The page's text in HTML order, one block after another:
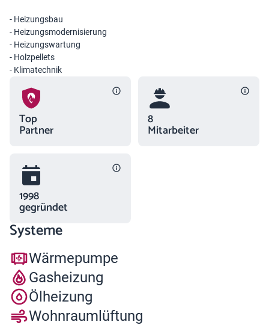
- Heizungsbau
- Heizungsmodernisierung
- Heizungswartung
- Holzpellets
- Klimatechnik
Top
Partner
8
Mitarbeiter
1998
gegründet
Systeme
Wärmepumpe
Gasheizung
Ölheizung
Wohnraumlüftung